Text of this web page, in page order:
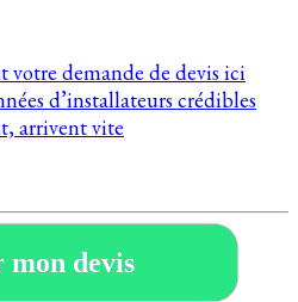
votre demande de devis ici
d’installateurs crédibles
arrivent vite
mon devis